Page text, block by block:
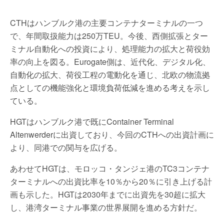
CTHはハンブルク港の主要コンテナターミナルの一つ
で、年間取扱能力は250万TEU。今後、西側拡張とター
ミナル自動化への投資により、処理能力の拡大と荷役効
率の向上を図る。Eurogate側は、近代化、デジタル化、
自動化の拡大、荷役工程の電動化を通じ、北欧の物流拠
点としての機能強化と環境負荷低減を進める考えを示し
ている。
HGTはハンブルク港で既にContainer Terminal
Altenwerderに出資しており、今回のCTHへの出資計画に
より、同港での関与を広げる。
あわせてHGTは、モロッコ・タンジェ港のTC3コンテナ
ターミナルへの出資比率を10％から20％に引き上げる計
画も示した。HGTは2030年までに出資先を30超に拡大
し、港湾ターミナル事業の世界展開を進める方針だ。